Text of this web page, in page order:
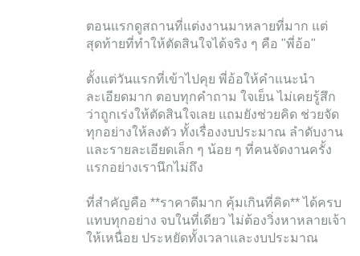
ตอนแรกดูสถานที่แต่งงานมาหลายที่มาก แต่
สุดท้ายที่ทำให้ตัดสินใจได้จริง ๆ คือ "พี่อ้อ"
ตั้งแต่วันแรกที่เข้าไปคุย พี่อ้อให้คำแนะนำ
ละเอียดมาก ตอบทุกคำถาม ใจเย็น ไม่เคยรู้สึก
ว่าถูกเร่งให้ตัดสินใจเลย แถมยังช่วยคิด ช่วยจัด
ทุกอย่างให้ลงตัว ทั้งเรื่องงบประมาณ ลำดับงาน
และรายละเอียดเล็ก ๆ น้อย ๆ ที่คนจัดงานครั้ง
แรกอย่างเรานึกไม่ถึง
ที่สำคัญคือ **ราคาดีมาก คุ้มเกินที่คิด** ได้ครบ
แทบทุกอย่าง จบในที่เดียว ไม่ต้องวิ่งหาหลายเจ้า
ให้เหนื่อย ประหยัดทั้งเวลาและงบประมาณ